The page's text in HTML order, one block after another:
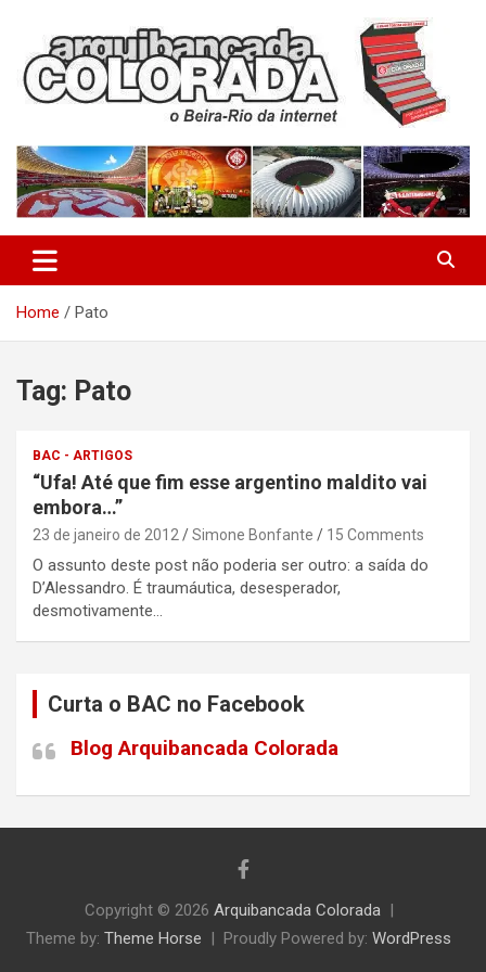
content
Arquibancada Colorada
Home Pato
Tag: Pato
BAC - ARTIGOS
“Ufa! Até que fim esse argentino maldito vai
embora…”
23 de janeiro de 2012 Simone Bonfante 15 Comments
O assunto deste post não poderia ser outro: a saída do
D’Alessandro. É traumáutica, desesperador,
desmotivamente…
Curta o BAC no Facebook
Blog Arquibancada Colorada
Copyright © 2026 Arquibancada Colorada
Theme by: Theme Horse Proudly Powered by: WordPress